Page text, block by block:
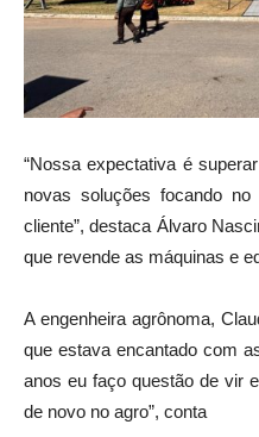
“Nossa expectativa é
novas soluções focando
cliente”, destaca Álvaro
que revende as máquinas e
A engenheira agrônoma,
que estava encantado com
anos eu faço questão de vir
de novo no agro”, conta